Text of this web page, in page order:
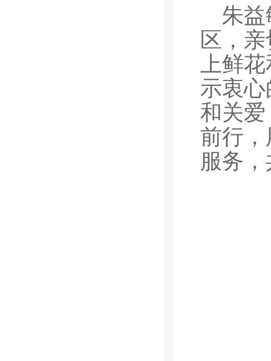
朱
区，
上鲜
示衷
和关
前行
服务